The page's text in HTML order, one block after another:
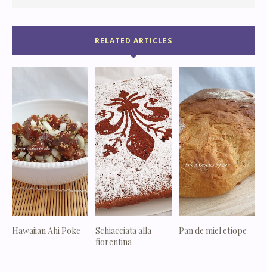
RELATED ARTICLES
Hawaiian Ahi Poke
Schiacciata alla
fiorentina
Pan de miel etíope